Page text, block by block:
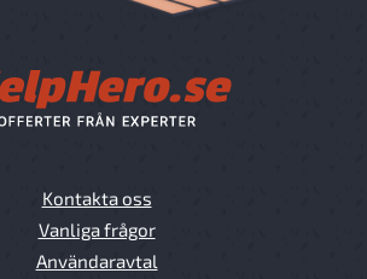
Kontakta oss
Vanliga frågor
Användaravtal